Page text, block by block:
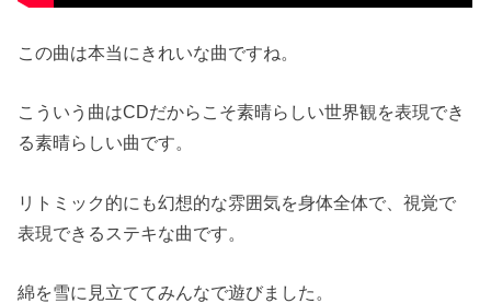
この曲は本当にきれいな曲ですね。
こういう曲はCDだからこそ素晴らしい世界観を表現でき
る素晴らしい曲です。
リトミック的にも幻想的な雰囲気を身体全体で、視覚で
表現できるステキな曲です。
綿を雪に見立ててみんなで遊びました。